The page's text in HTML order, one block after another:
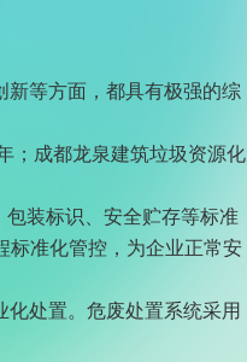
新等方面，都具有极强的综
；成都龙泉建筑垃圾资源化
装标识、安全贮存等标准
标准化管控，为企业正常安
处置。危废处置系统采用